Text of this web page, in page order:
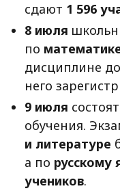
сдают 1 596
8 июля
по
дисциплине
него
9 июля
обучения.
и литературе
а по русскому
учеников.